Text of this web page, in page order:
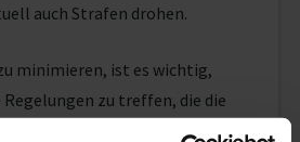
auch Strafen drohen.
minimieren, ist es wichtig,
zu treffen, die die
Freelancers unterstreichen.